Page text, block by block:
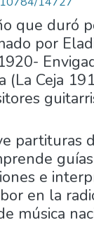
que duró
por
(La Ceja
partituras
e
en la
música